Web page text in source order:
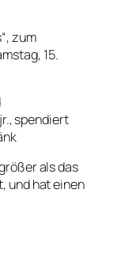
zum
15.
spendiert
als das
und hat einen